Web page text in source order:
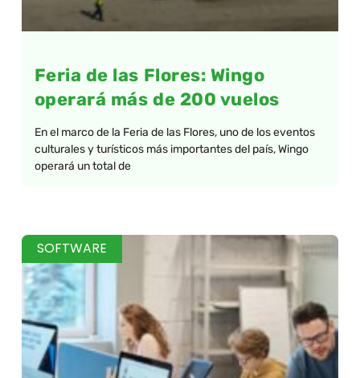
Feria de las Flores: Wingo
operará más de 200 vuelos
En el marco de la Feria de las Flores, uno de los eventos
culturales y turísticos más importantes del país, Wingo
operará un total de
SOFTWARE